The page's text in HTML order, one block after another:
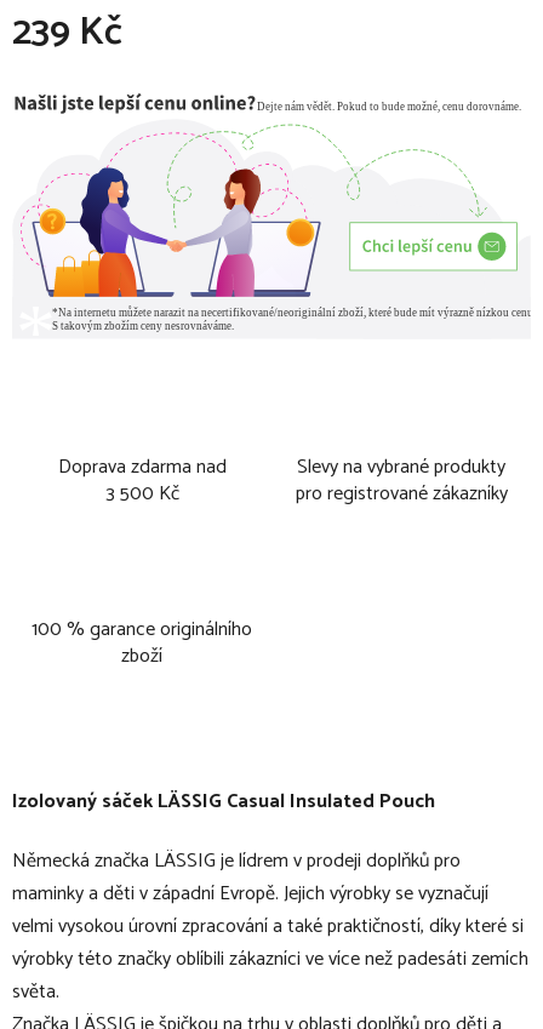
239 Kč
Doprava zdarma nad
3 500 Kč
Slevy na vybrané produkty
pro registrované zákazníky
100 % garance originálního
zboží
Izolovaný sáček LÄSSIG Casual Insulated Pouch
Německá značka LÄSSIG je lídrem v prodeji doplňků pro
maminky a děti v západní Evropě. Jejich výrobky se vyznačují
velmi vysokou úrovní zpracování a také praktičností, díky které si
výrobky této značky oblíbili zákazníci ve více než padesáti zemích
světa.